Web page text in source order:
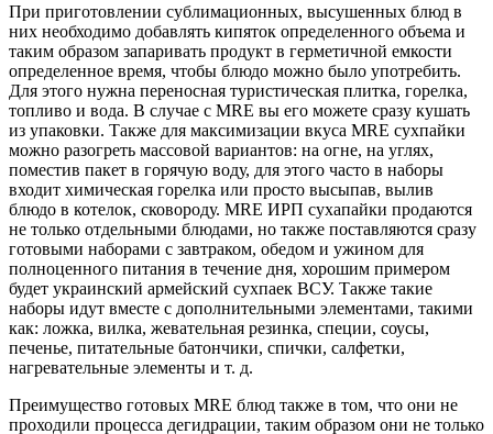
При приготовлении сублимационных, высушенных блюд в
них необходимо добавлять кипяток определенного объема и
таким образом запаривать продукт в герметичной емкости
определенное время, чтобы блюдо можно было употребить.
Для этого нужна переносная туристическая плитка, горелка,
топливо и вода. В случае с MRE вы его можете сразу кушать
из упаковки. Также для максимизации вкуса MRE сухпайки
можно разогреть массовой вариантов: на огне, на углях,
поместив пакет в горячую воду, для этого часто в наборы
входит химическая горелка или просто высыпав, вылив
блюдо в котелок, сковороду. MRE ИРП сухапайки продаются
не только отдельными блюдами, но также поставляются сразу
готовыми наборами с завтраком, обедом и ужином для
полноценного питания в течение дня, хорошим примером
будет украинский армейский сухпаек ВСУ. Также такие
наборы идут вместе с дополнительными элементами, такими
как: ложка, вилка, жевательная резинка, специи, соусы,
печенье, питательные батончики, спички, салфетки,
нагревательные элементы и т. д.
Преимущество готовых MRE блюд также в том, что они не
проходили процесса дегидрации, таким образом они не только